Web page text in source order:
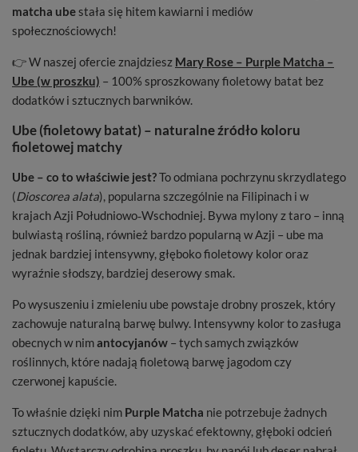
matcha ubestała się hitem kawiarni i mediów
społecznościowych!
👉 W naszej ofercie znajdziesz Mary Rose – Purple Matcha –
Ube (w proszku) – 100% sproszkowany fioletowy batat bez
dodatków i sztucznych barwników.
Ube (fioletowy batat) – naturalne źródło koloru
fioletowej matchy
Ube – co to właściwie jest?To odmiana pochrzynu skrzydlatego
(Dioscorea alata), popularna szczególnie na Filipinach i w
krajach Azji Południowo‑Wschodniej. Bywa mylony z taro – inną
bulwiastą rośliną, również bardzo popularną w Azji – ube ma
jednak bardziej intensywny, głęboko fioletowy kolor oraz
wyraźnie słodszy, bardziej deserowy smak.
Po wysuszeniu i zmieleniu ube powstaje drobny proszek, który
zachowuje naturalną barwę bulwy. Intensywny kolor to zasługa
obecnych w nimantocyjanów – tych samych związków
roślinnych, które nadają fioletową barwę jagodom czy
czerwonej kapuście.
To właśnie dzięki nim Purple Matcha nie potrzebuje żadnych
sztucznych dodatków, aby uzyskać efektowny, głęboki odcień